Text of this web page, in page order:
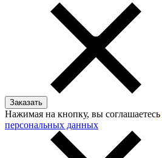
Нажимая на кнопку, вы соглашаетесь
персональных данных